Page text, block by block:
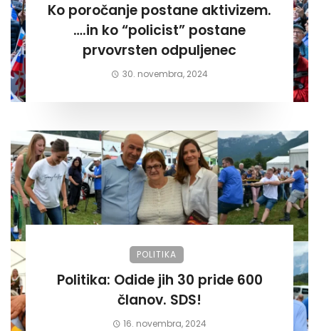
Ko poročanje postane aktivizem.
….in ko “policist” postane
prvovrsten odpuljenec
30. novembra, 2024
POLITIKA
Politika: Odide jih 30 pride 600
članov. SDS!
16. novembra, 2024